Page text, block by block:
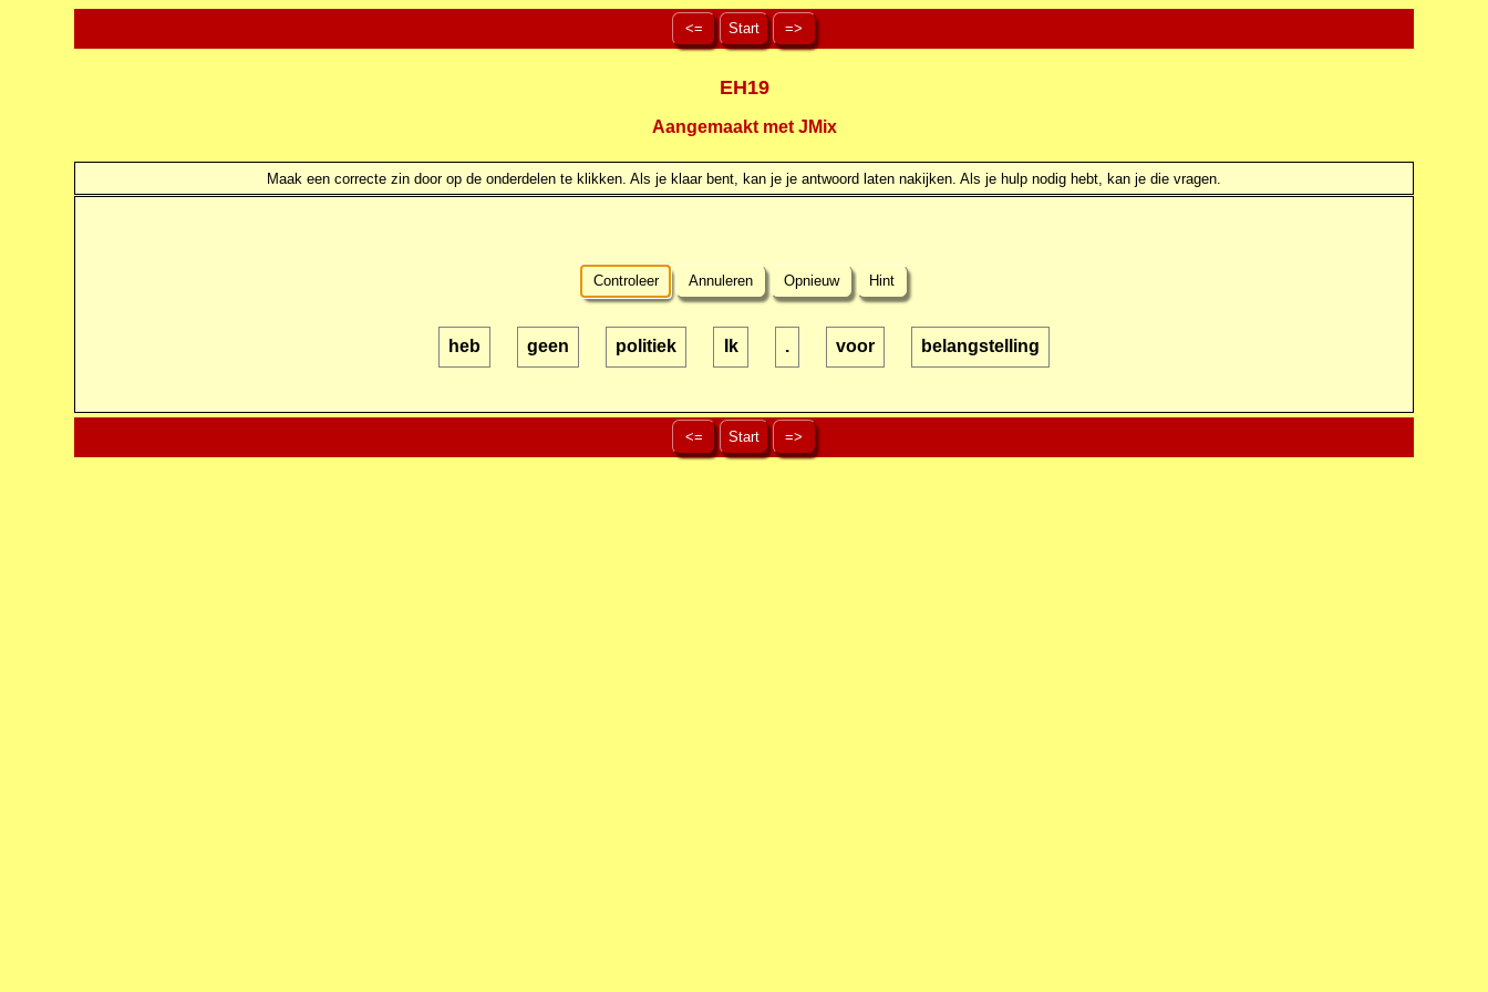
<= Start =>
EH19
Aangemaakt met JMix
Maak een correcte zin door op de onderdelen te klikken. Als je klaar bent, kan je je antwoord laten nakijken. Als je hulp nodig hebt, kan je die vragen.
Controleer Annuleren Opnieuw Hint
heb geen politiek Ik . voor belangstelling
<= Start =>